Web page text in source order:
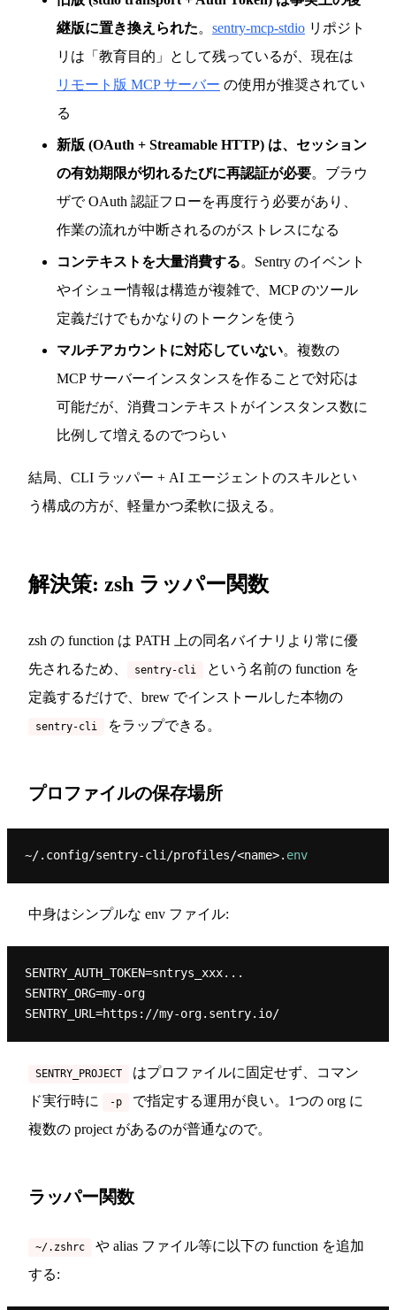
継版に置き換えられた。 sentry-mcp-stdio リポジト
リは「教育目的」として残っているが、現在は
リモート版 MCP サーバー の使用が推奨されてい
る
新版 (OAuth + Streamable HTTP) は、セッション
の有効期限が切れるたびに再認証が必要。ブラウ
ザで OAuth 認証フローを再度行う必要があり、
作業の流れが中断されるのがストレスになる
コンテキストを大量消費する。Sentry のイベント
やイシュー情報は構造が複雑で、MCP のツール
定義だけでもかなりのトークンを使う
マルチアカウントに対応していない。複数の
MCP サーバーインスタンスを作ることで対応は
可能だが、消費コンテキストがインスタンス数に
比例して増えるのでつらい
結局、CLI ラッパー + AI エージェントのスキルとい
う構成の方が、軽量かつ柔軟に扱える。
解決策: zsh ラッパー関数
zsh の function は PATH 上の同名バイナリより常に優
先されるため、
sentry-cli
という名前の function を
定義するだけで、brew でインストールした本物の
sentry-cli をラップできる。
プロファイルの保存場所
~/.config/sentry-cli/profiles/<name>. env
中身はシンプルな env ファイル:
SENTRY_AUTH_TOKEN=sntrys_xxx...
SENTRY_ORG=my-org
SENTRY_URL=https://my-org.sentry.io/
SENTRY_PROJECT
はプロファイルに固定せず、コマン
ド実行時に
-p
で指定する運用が良い。1つの org に
複数の project があるのが普通なので。
ラッパー関数
~/.zshrc
や alias ファイル等に以下の function を追加
する: